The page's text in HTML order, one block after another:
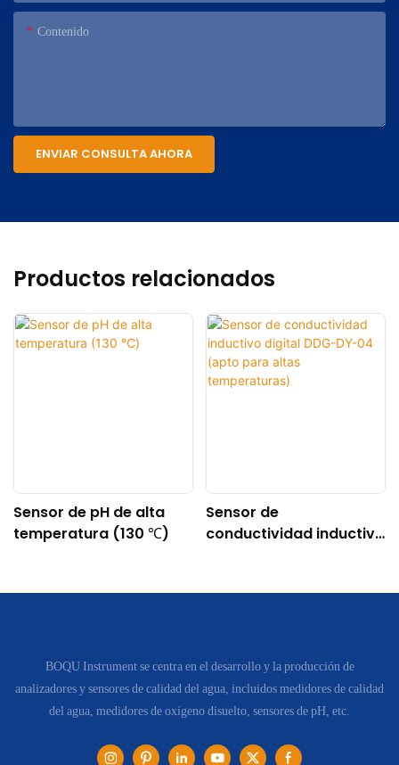
Contenido
ENVIAR CONSULTA AHORA
Productos relacionados
Sensor de pH de alta
temperatura (130 ℃)
Sensor de
conductividad inductivo
temperaturas)
BOQU Instrument se centra en el desarrollo y la producción de
analizadores y sensores de calidad del agua, incluidos medidores de calidad
del agua, medidores de oxígeno disuelto, sensores de pH, etc.